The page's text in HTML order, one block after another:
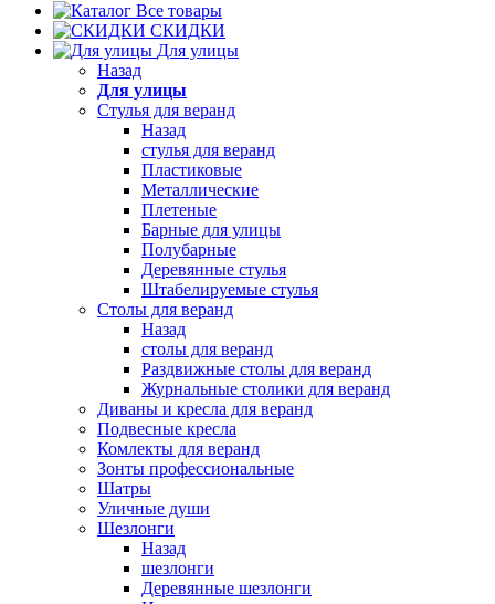
Все товары
СКИДКИ
Для улицы
Назад
Для улицы
Стулья для веранд
Назад
стулья для веранд
Пластиковые
Металлические
Плетеные
Барные для улицы
Полубарные
Деревянные стулья
Штабелируемые стулья
Столы для веранд
Назад
столы для веранд
Раздвижные столы для веранд
Журнальные столики для веранд
Диваны и кресла для веранд
Подвесные кресла
Комлекты для веранд
Зонты профессиональные
Шатры
Уличные души
Шезлонги
Назад
шезлонги
Деревянные шезлонги